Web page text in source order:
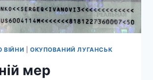
ВІЙНИ ОКУПОВАНИЙ ЛУГАНСЬК
мер